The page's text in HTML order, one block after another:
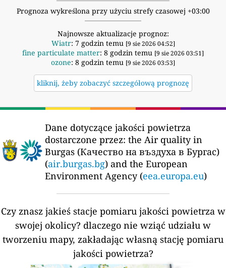
Prognoza wykreślona przy użyciu strefy czasowej +03:00
Najnowsze aktualizacje prognoz:
Wiatr: 7 godzin temu [9 sie 2026 04:52]
fine particulate matter: 8 godzin temu [9 sie 2026 03:51]
ozone: 8 godzin temu [9 sie 2026 03:53]
kliknij, żeby zobaczyć szczegółową prognozę
Dane dotyczące jakości powietrza
dostarczone przez: the Air quality in
Burgas (Качество на въздуха в Бургас)
(air.burgas.bg) and the European
Environment Agency (eea.europa.eu)
Czy znasz jakieś stacje pomiaru jakości powietrza w
swojej okolicy? dlaczego nie wziąć udziału w
tworzeniu mapy, zakładając własną stację pomiaru
jakości powietrza?